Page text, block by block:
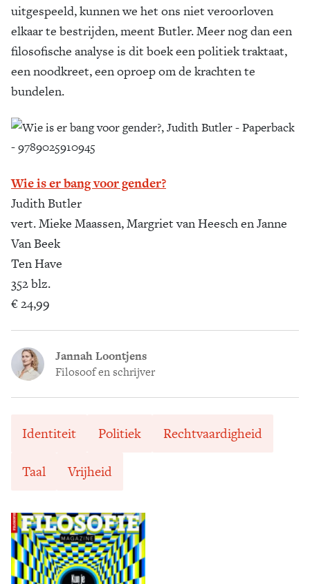
uitgespeeld, kunnen we het ons niet veroorloven
elkaar te bestrijden, meent Butler. Meer nog dan een
filosofische analyse is dit boek een politiek traktaat,
een noodkreet, een oproep om de krachten te
bundelen.
Wie is er bang voor gender?
Judith Butler
vert. Mieke Maassen, Margriet van Heesch en Janne
Van Beek
Ten Have
352 blz.
€ 24,99
Jannah Loontjens
Filosoof en schrijver
Identiteit Politiek Rechtvaardigheid
Taal Vrijheid